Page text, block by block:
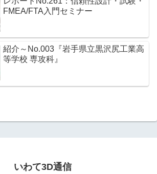
FMEA/FTA入門セミナー
紹介～No.003『岩手県立黒沢尻工業高
等学校 専攻科』
いわて3D通信